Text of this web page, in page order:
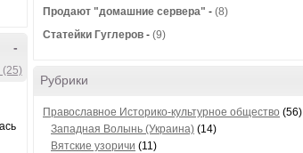
-
(25)
Продают "домашние сервера" - (8)
Статейки Гуглеров - (9)
Рубрики
Православное Историко-культурное общество (56)
Западная Волынь (Украина) (14)
Вятские узоричи (11)